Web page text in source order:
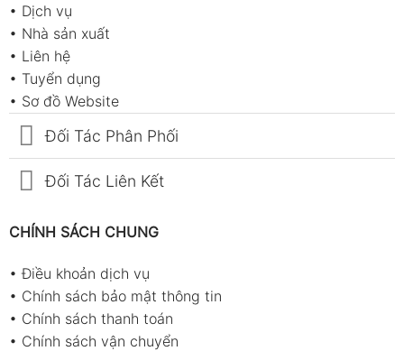
• Dịch vụ
• Nhà sản xuất
• Liên hệ
• Tuyển dụng
• Sơ đồ Website
Đối Tác Phân Phối
Đối Tác Liên Kết
CHÍNH SÁCH CHUNG
•Điều khoản dịch vụ
• Chính sách bảo mật thông tin
• Chính sách thanh toán
• Chính sách vận chuyển